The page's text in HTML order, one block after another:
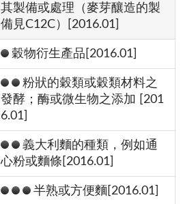
其製備或處理（麥芽釀造的製
備見C12C）[2016.01]
穀物衍生產品[2016.01]
粉狀的穀類或穀類材料之
發酵；酶或微生物之添加 [201
6.01]
義大利麵的種類，例如通
心粉或麵條[2016.01]
半熟或方便麵[2016.01]